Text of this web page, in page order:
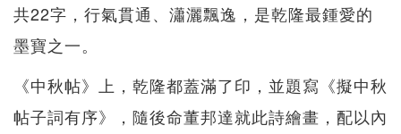
共22字，行氣貫通、瀟灑飄逸，是乾隆最鍾愛的
墨寶之一。
《中秋帖》上，乾隆都蓋滿了印，並題寫《擬中秋
帖子詞有序》，隨後命董邦達就此詩繪畫，配以內